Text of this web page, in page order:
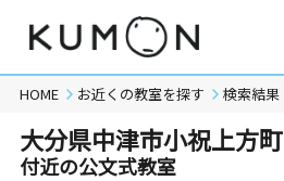
HOME お近くの教室を探す 検索結果
大分県中津市小祝上方町
付近の公文式教室